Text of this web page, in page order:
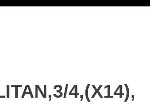
4,(X14),